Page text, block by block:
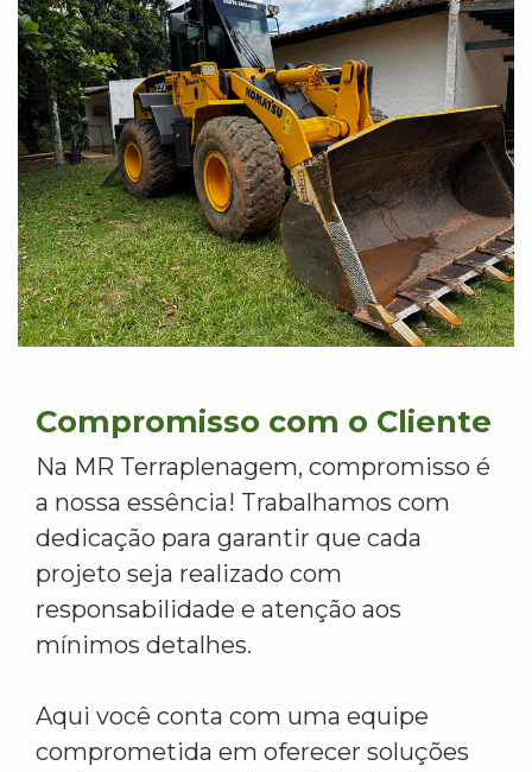
Compromisso com o Cliente
Na MR Terraplenagem, compromisso é
a nossa essência! Trabalhamos com
dedicação para garantir que cada
projeto seja realizado com
responsabilidade e atenção aos
mínimos detalhes.
Aqui você conta com uma equipe
comprometida em oferecer soluções